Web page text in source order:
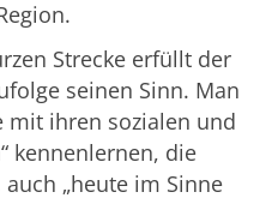
Strecke erfüllt der
seinen Sinn. Man
mit ihren sozialen und
kennenlernen, die
„heute im Sinne